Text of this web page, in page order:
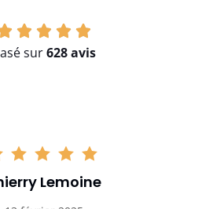
sur628 avis
Lemoine